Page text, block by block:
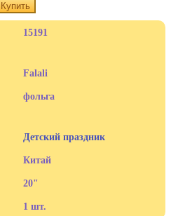
Купить
15191
Falali
фольга
Детский праздник
Китай
20"
1 шт.